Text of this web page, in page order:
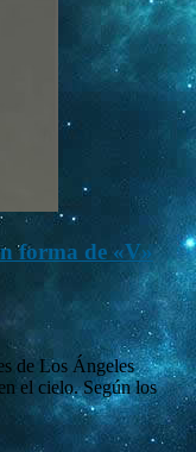
forma de «V»
de Los Ángeles
el cielo. Según los